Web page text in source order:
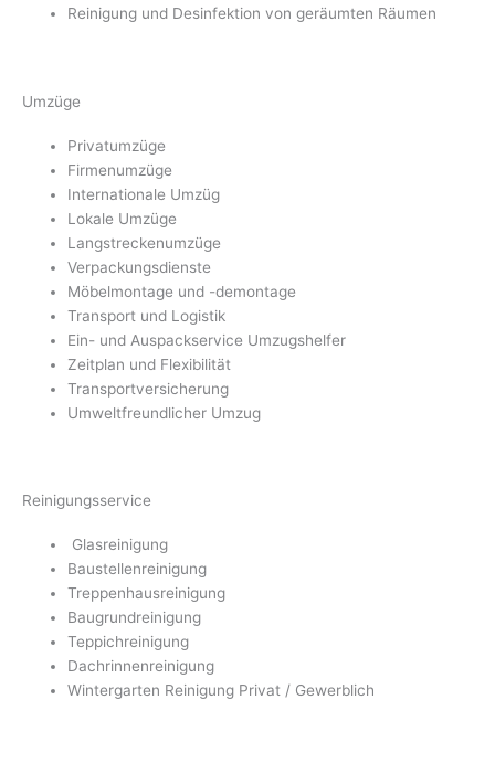
Reinigung und Desinfektion von geräumten Räumen
Umzüge
Privatumzüge
Firmenumzüge
Internationale Umzüg
Lokale Umzüge
Langstreckenumzüge
Verpackungsdienste
Möbelmontage und -demontage
Transport und Logistik
Ein- und Auspackservice Umzugshelfer
Zeitplan und Flexibilität
Transportversicherung
Umweltfreundlicher Umzug
Reinigungsservice
Glasreinigung
Baustellenreinigung
Treppenhausreinigung
Baugrundreinigung
Teppichreinigung
Dachrinnenreinigung
Wintergarten Reinigung Privat / Gewerblich